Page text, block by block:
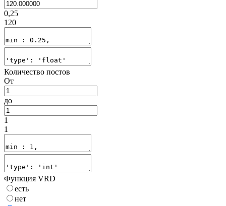
0,25
120
Количество постов
От
до
1
1
Функция VRD
есть
нет